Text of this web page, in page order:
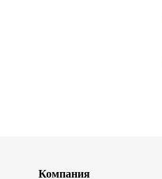
Компания